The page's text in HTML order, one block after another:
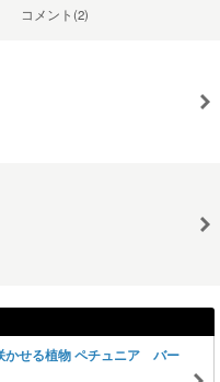
コメント(2)
かせる植物 ペチュニア バー